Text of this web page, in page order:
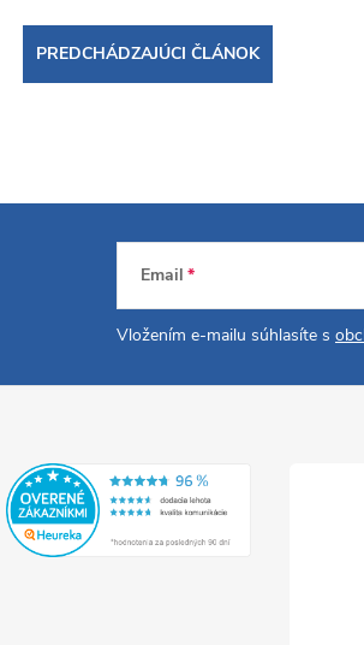
PREDCHÁDZAJÚCI ČLÁNOK
Email
Vložením e-mailu súhlasíte s